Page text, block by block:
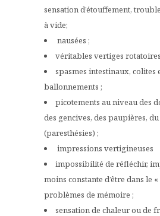
sensation d’étouffement,
à vide;
nausées ;
véritables vertiges
spasmes intestinaux, colites
ballonnements ;
picotements au niveau des
des gencives, des paupières,
(paresthésies) ;
impressions vertigineuses
impossibilité de réfléchir,
moins constante d’être dans le
problèmes de mémoire ;
sensation de chaleur ou de